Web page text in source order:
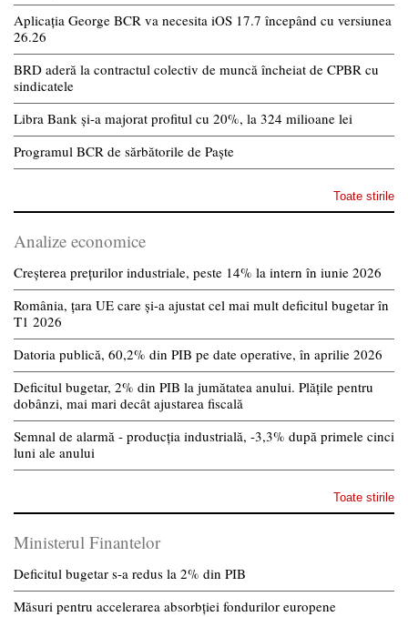
Aplicația George BCR va necesita iOS 17.7 începând cu versiunea
26.26
BRD aderă la contractul colectiv de muncă încheiat de CPBR cu
sindicatele
Libra Bank și-a majorat profitul cu 20%, la 324 milioane lei
Programul BCR de sărbătorile de Paște
Toate stirile
Analize economice
Creșterea prețurilor industriale, peste 14% la intern în iunie 2026
România, țara UE care și-a ajustat cel mai mult deficitul bugetar în
T1 2026
Datoria publică, 60,2% din PIB pe date operative, în aprilie 2026
Deficitul bugetar, 2% din PIB la jumătatea anului. Plățile pentru
dobânzi, mai mari decât ajustarea fiscală
Semnal de alarmă - producția industrială, -3,3% după primele cinci
luni ale anului
Toate stirile
Ministerul Finantelor
Deficitul bugetar s-a redus la 2% din PIB
Măsuri pentru accelerarea absorbției fondurilor europene